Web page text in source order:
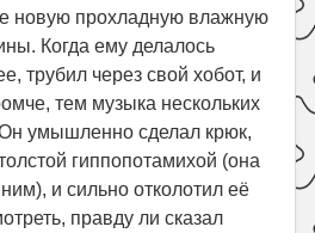
новую прохладную влажную
Когда ему делалось
трубил через свой хобот, и
тем музыка нескольких
умышленно сделал крюк,
гиппопотамихой (она
и сильно отколотил её
правду ли сказал